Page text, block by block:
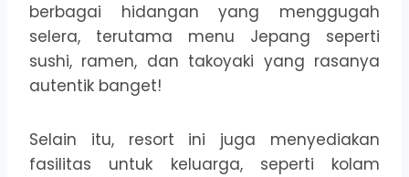
berbagai hidangan yang menggugah
selera, terutama menu Jepang seperti
sushi, ramen, dan takoyaki yang rasanya
autentik banget!
Selain itu, resort ini juga menyediakan
fasilitas untuk keluarga, seperti kolam